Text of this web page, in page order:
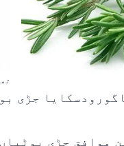
جڑی
موافق جڑی